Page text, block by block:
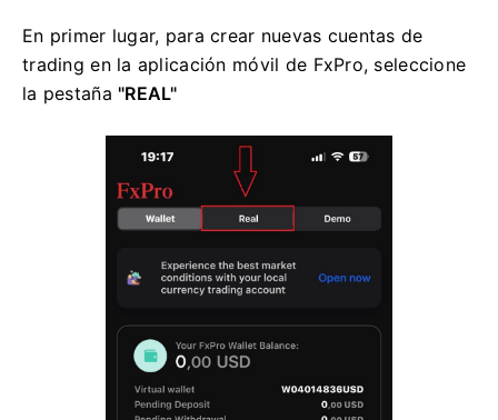
En primer lugar, para crear nuevas cuentas de
trading en la aplicación móvil de FxPro, seleccione
la pestaña "REAL"